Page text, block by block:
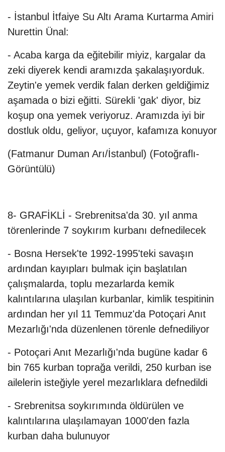
- İstanbul İtfaiye Su Altı Arama Kurtarma Amiri
Nurettin Ünal:
- Acaba karga da eğitebilir miyiz, kargalar da
zeki diyerek kendi aramızda şakalaşıyorduk.
Zeytin'e yemek verdik falan derken geldiğimiz
aşamada o bizi eğitti. Sürekli 'gak' diyor, biz
koşup ona yemek veriyoruz. Aramızda iyi bir
dostluk oldu, geliyor, uçuyor, kafamıza konuyor
(Fatmanur Duman Arı/İstanbul) (Fotoğraflı-
Görüntülü)
8- GRAFİKLİ - Srebrenitsa'da 30. yıl anma
törenlerinde 7 soykırım kurbanı defnedilecek
- Bosna Hersek'te 1992-1995'teki savaşın
ardından kayıpları bulmak için başlatılan
çalışmalarda, toplu mezarlarda kemik
kalıntılarına ulaşılan kurbanlar, kimlik tespitinin
ardından her yıl 11 Temmuz'da Potoçari Anıt
Mezarlığı'nda düzenlenen törenle defnediliyor
- Potoçari Anıt Mezarlığı'nda bugüne kadar 6
bin 765 kurban toprağa verildi, 250 kurban ise
ailelerin isteğiyle yerel mezarlıklara defnedildi
- Srebrenitsa soykırımında öldürülen ve
kalıntılarına ulaşılamayan 1000'den fazla
kurban daha bulunuyor